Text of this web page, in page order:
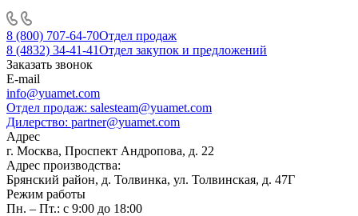
8 (800) 707-64-70Отдел продаж
8 (4832) 34-41-41Отдел закупок и предложений
Заказать звонок
E-mail
info@yuamet.com
Отдел продаж: salesteam@yuamet.com
Дилерство: partner@yuamet.com
Адрес
г. Москва, Проспект Андропова, д. 22
Адрес производства:
Брянский район, д. Толвинка, ул. Толвинская, д. 47Г
Режим работы
Пн. – Пт.: с 9:00 до 18:00